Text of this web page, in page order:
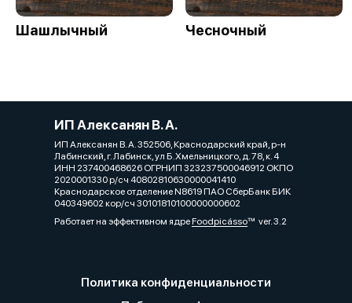
Шашлычный Чесночный
ИП Алексанян В. А.
ИП Алексанян В. А. 352506, Краснодарский край, р-н
Лабинский, г. Лабинск, ул Б.Хмельницкого, д. 78, к. 4
ИНН 237400468626 ОГРНИП 323237500046912 ОКПО
2020001330 р/сч 40802810630000041410
Краснодарское отделение N8619 ПАО СберБанк БИК
040349602 кор/сч 30101810100000000602
Работает на эффективном ядреFoodpicássover. 3.2
Политика конфиденциальности